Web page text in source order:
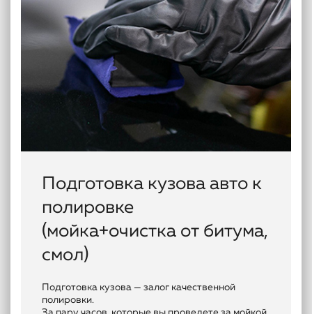
Подготовка кузова авто к
полировке
(мойка+очистка от битума,
смол)
Подготовка кузова — залог качественной
полировки.